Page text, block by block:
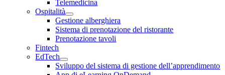
Telemedicina
Ospitalità
Gestione alberghiera
Sistema di prenotazione del ristorante
Prenotazione tavoli
Fintech
EdTech
Sviluppo del sistema di gestione dell’apprendimento